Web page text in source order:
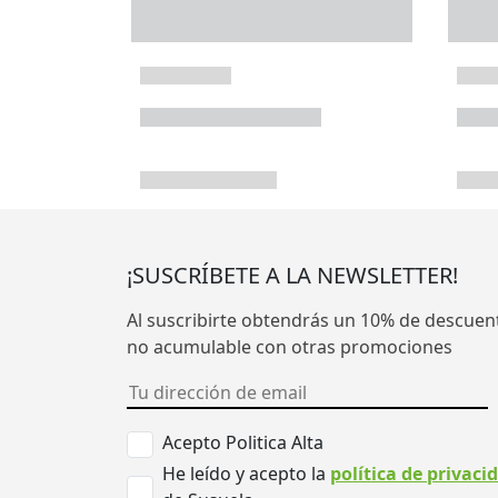
¡SUSCRÍBETE A LA NEWSLETTER!
Al suscribirte obtendrás un 10% de
no acumulable con otras promociones
Acepto Politica Alta
He leído y acepto la política de